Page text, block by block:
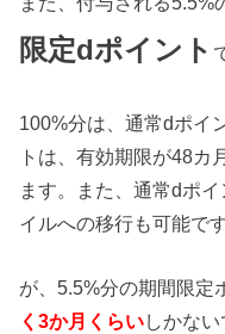
限定dポイント
100%分は、通常dポイ
トは、有効期限が48カ
ます。また、通常dポ
イルへの移行も可能です
が、5.5%分の期間限定
く3か月くらいしかな